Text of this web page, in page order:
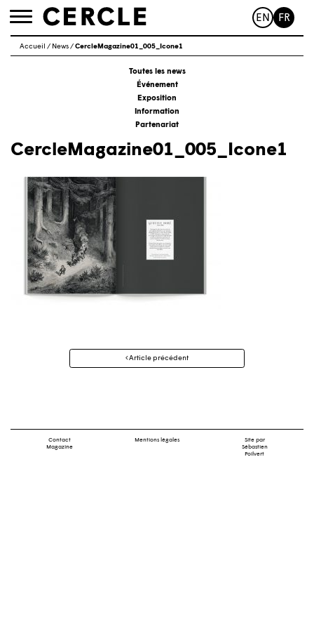
Toggle
EN FR
Accueil / News/CercleMagazine01_005_Icone1
Toutes les news
Événement
Exposition
Information
Partenariat
CercleMagazine01_005_Icone1
Navigation
Article précédent
Contact
Magazine
Mentions légales
Site par
Sébastien
Poilvert